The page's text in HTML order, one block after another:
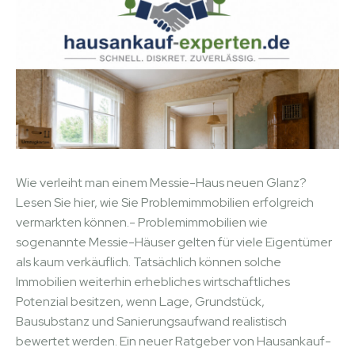
Wie verleiht man einem Messie-Haus neuen Glanz?
Lesen Sie hier, wie Sie Problemimmobilien erfolgreich
vermarkten können.- Problemimmobilien wie
sogenannte Messie-Häuser gelten für viele Eigentümer
als kaum verkäuflich. Tatsächlich können solche
Immobilien weiterhin erhebliches wirtschaftliches
Potenzial besitzen, wenn Lage, Grundstück,
Bausubstanz und Sanierungsaufwand realistisch
bewertet werden. Ein neuer Ratgeber von Hausankauf-